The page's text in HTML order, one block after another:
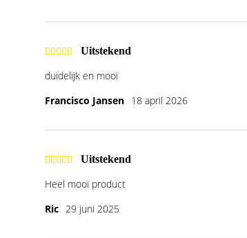
Uitstekend
duidelijk en mooi
Francisco Jansen 18 april 2026
Uitstekend
Heel mooi product
Ric 29 juni 2025